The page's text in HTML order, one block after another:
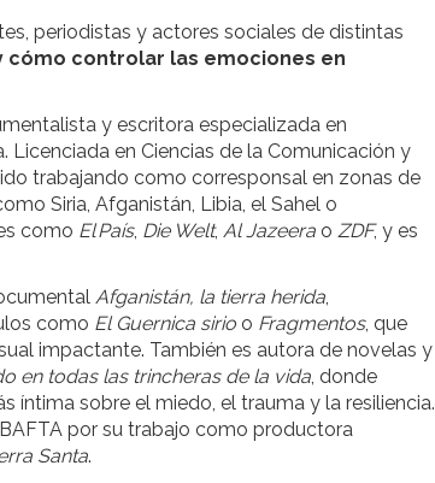
periodistas y actores sociales de distintas
cómo controlar las emociones en
y escritora especializada en
en Ciencias de la Comunicación y
trabajando como corresponsal en zonas de
Siria, Afganistán, Libia, el Sahel o
como ElPaís, Die Welt, Al Jazeera o ZDF, y es
Afganistán, la tierra herida,
como El Guernica sirio o Fragmentos, que
impactante. También es autora de novelas y
en todas las trincheras de la vida, donde
íntima sobre el miedo, el trauma y la resiliencia.
por su trabajo como productora
Santa.